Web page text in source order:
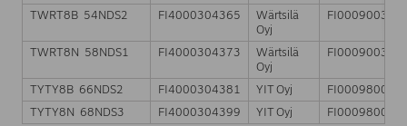
TWRT8B 54NDS2 FI4000304365
Wärtsilä
Oyj
TWRT8N 58NDS1 FI4000304373
Wärtsilä
Oyj
TYTY8B 66NDS2 FI4000304381 YIT Oyj
TYTY8N 68NDS3
FI4000304399 YIT Oyj